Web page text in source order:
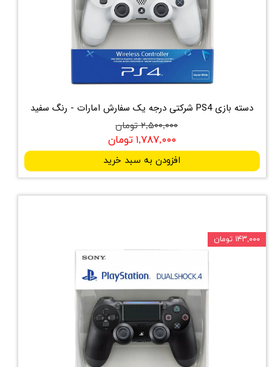
دسته بازی PS4 شرکتی درجه یک سفارش امارات - رنگ سفید
۲,۵۰۰,۰۰۰ تومان
۱,۷۸۷,۰۰۰ تومان
افزودن به سبد خرید
۱۴۳,۰۰۰ تومان